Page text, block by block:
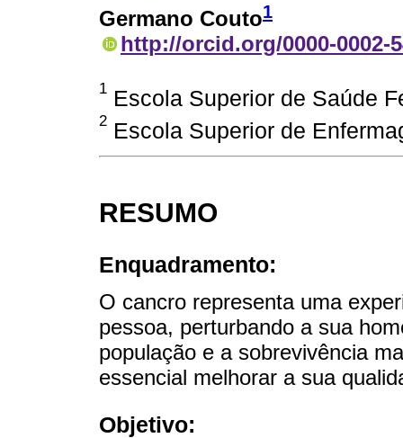
Germano Couto1
http://orcid.org/0000-0002-
1 Escola Superior de Saúde
2 Escola Superior de
RESUMO
Enquadramento:
O cancro representa uma
pessoa, perturbando a sua
população e a sobrevivência
essencial melhorar a sua
Objetivo: